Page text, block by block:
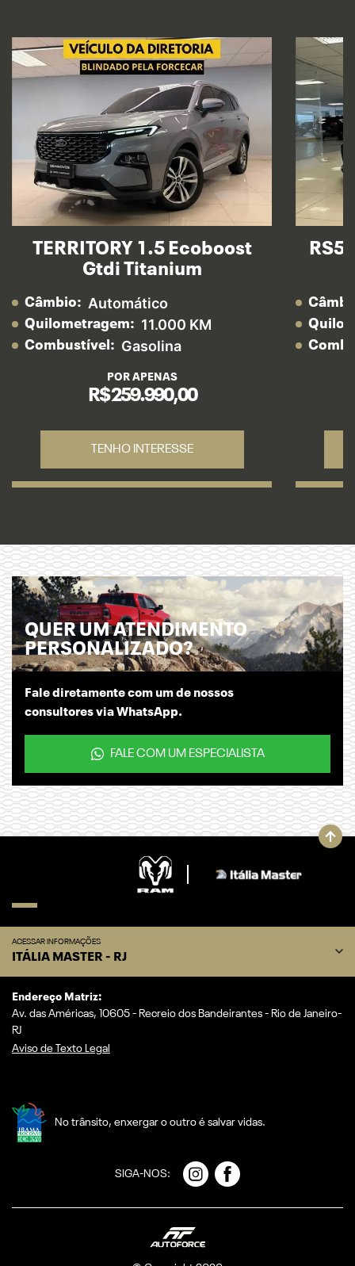
TERRITORY 1.5 Ecoboost
Gtdi Titanium
Câmbio: Automático
Quilometragem: 11.000 KM
Combustível: Gasolina
POR APENAS
R$ 259.990,00
TENHO INTERESSE
RS5
QUER UM ATENDIMENTO
PERSONALIZADO?
Fale diretamente com um de nossos
consultores via WhatsApp.
FALE COM UM ESPECIALISTA
ACESSAR INFORMAÇÕES
ITÁLIA MASTER - RJ
Endereço Matriz:
Av. das Américas, 10605 - Recreio dos Bandeirantes - Rio de Janeiro-
RJ
Aviso de Texto Legal
No trânsito, enxergar o outro é salvar vidas.
SIGA-NOS: